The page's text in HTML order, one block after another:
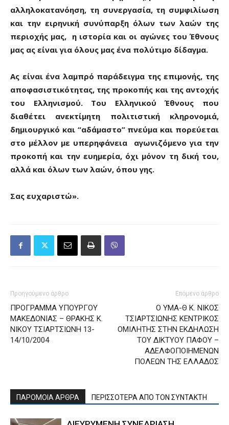
αλληλοκατανόηση, τη συνεργασία, τη συμφιλίωση
και την ειρηνική συνύπαρξη όλων των λαών της
περιοχής μας, η ιστορία και οι αγώνες του Έθνους
μας ας είναι για όλους μας ένα πολύτιμο δίδαγμα.
Ας είναι ένα λαμπρό παράδειγμα της επιμονής, της
αποφασιστικότητας, της προκοπής και της αντοχής
του Ελληνισμού. Του Ελληνικού Έθνους που
διαθέτει ανεκτίμητη πολιτιστική κληρονομιά,
δημιουργικό και “αδάμαστο” πνεύμα και πορεύεται
στο μέλλον με υπερηφάνεια αγωνιζόμενο για την
προκοπή και την ευημερία, όχι μόνον τη δική του,
αλλά και όλων των λαών, όπου γης.
Σας ευχαριστώ».
Προηγούμενο άρθρο
ΠΡΟΓΡΑΜΜΑ ΥΠΟΥΡΓΟΥ
ΜΑΚΕΔΟΝΙΑΣ – ΘΡΑΚΗΣ Κ.
ΝΙΚΟΥ ΤΣΙΑΡΤΣΙΩΝΗ 13-
14/10/2004
Επόμενο άρθρο
Ο ΥΜΑ-Θ Κ. ΝΙΚΟΣ
ΤΣΙΑΡΤΣΙΩΝΗΣ ΚΕΝΤΡΙΚΟΣ
ΟΜΙΛΗΤΗΣ ΣΤΗΝ ΕΚΔΗΛΩΣΗ
ΤΟΥ ΔΙΚΤΥΟΥ ΠΑΦΟΥ –
ΑΔΕΛΦΟΠΟΙΗΜΕΝΩΝ
ΠΟΛΕΩΝ ΤΗΣ ΕΛΛΑΔΟΣ
ΠΑΡΟΜΟΙΑ ΑΡΘΡΑ ΠΕΡΙΣΣΟΤΕΡΑ ΑΠΟ ΤΟΝ ΣΥΝΤΑΚΤΗ